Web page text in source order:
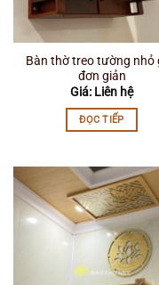
Bàn thờ treo tường nhỏ
đơn giản
Giá: Liên hệ
ĐỌC TIẾP